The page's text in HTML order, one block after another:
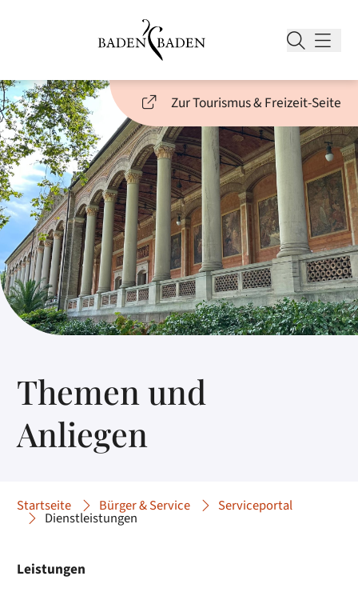
Zur Tourismus & Freizeit-Seite
Themen und
Anliegen
Startseite Bürger & Service Serviceportal
Dienstleistungen
Leistungen